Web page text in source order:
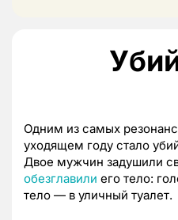
Одним из самых
уходящем году стало
Двое мужчин задушили
обезглавили его тело:
тело — в уличный туалет.